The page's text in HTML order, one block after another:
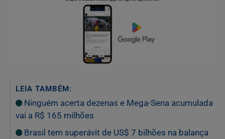
LEIA TAMBÉM:
Ninguém acerta dezenas e Mega-Sena acumulada
vai a R$ 165 milhões
Brasil tem superávit de US$ 7 bilhões na balança